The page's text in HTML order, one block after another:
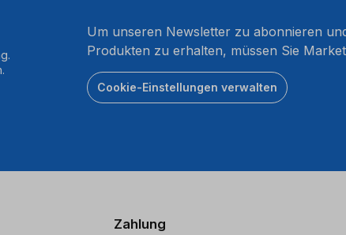
Um unseren Newsletter zu abonnieren
Produkten zu erhalten, müssen Sie
Cookie-Einstellungen verwalten
Zahlung